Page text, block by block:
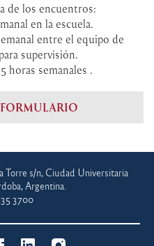
de los encuentros:
en la escuela.
entre el equipo de
supervisión.
semanales .
FORMULARIO
Torre s/n, Ciudad Universitaria
Argentina.
3700